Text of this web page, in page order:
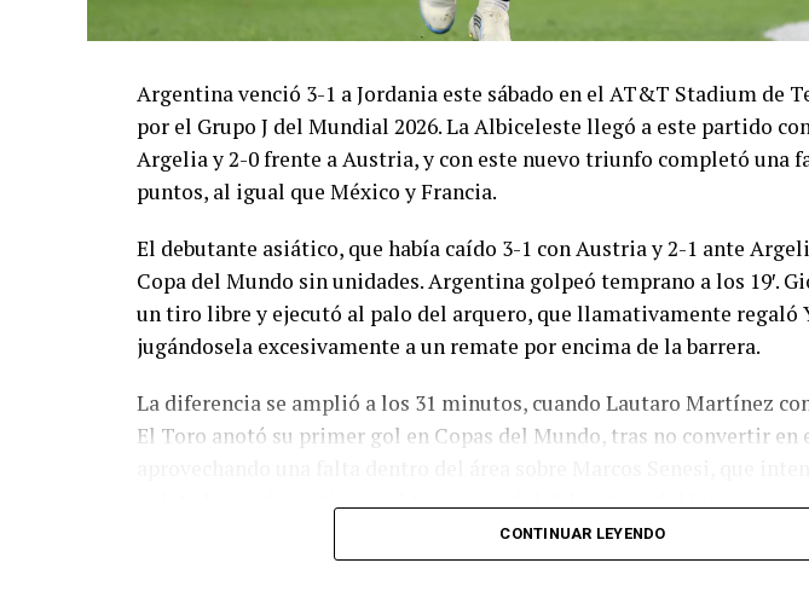
Argentina venció 3-1 a Jordania este sábado en el AT&T Stadium de
por el Grupo J del Mundial 2026. La Albiceleste llegó a este partido
Argelia y 2-0 frente a Austria, y con este nuevo triunfo completó una
puntos, al igual que México y Francia.
El debutante asiático, que había caído 3-1 con Austria y 2-1 ante
Copa del Mundo sin unidades. Argentina golpeó temprano a los 19′.
un tiro libre y ejecutó al palo del arquero, que llamativamente regaló
jugándosela excesivamente a un remate por encima de la barrera.
La diferencia se amplió a los 31 minutos, cuando Lautaro Martínez
El Toro anotó su primer gol en Copas del Mundo, tras no convertir en
pelota luego de un tiro en el travesaño del delanatero del Inter, pero
CONTINUAR LEYENDO